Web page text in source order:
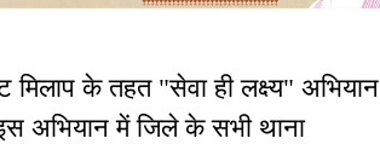
मिलाप के तहत "सेवा ही लक्ष्य" अभियान
अभियान में जिले के सभी थाना